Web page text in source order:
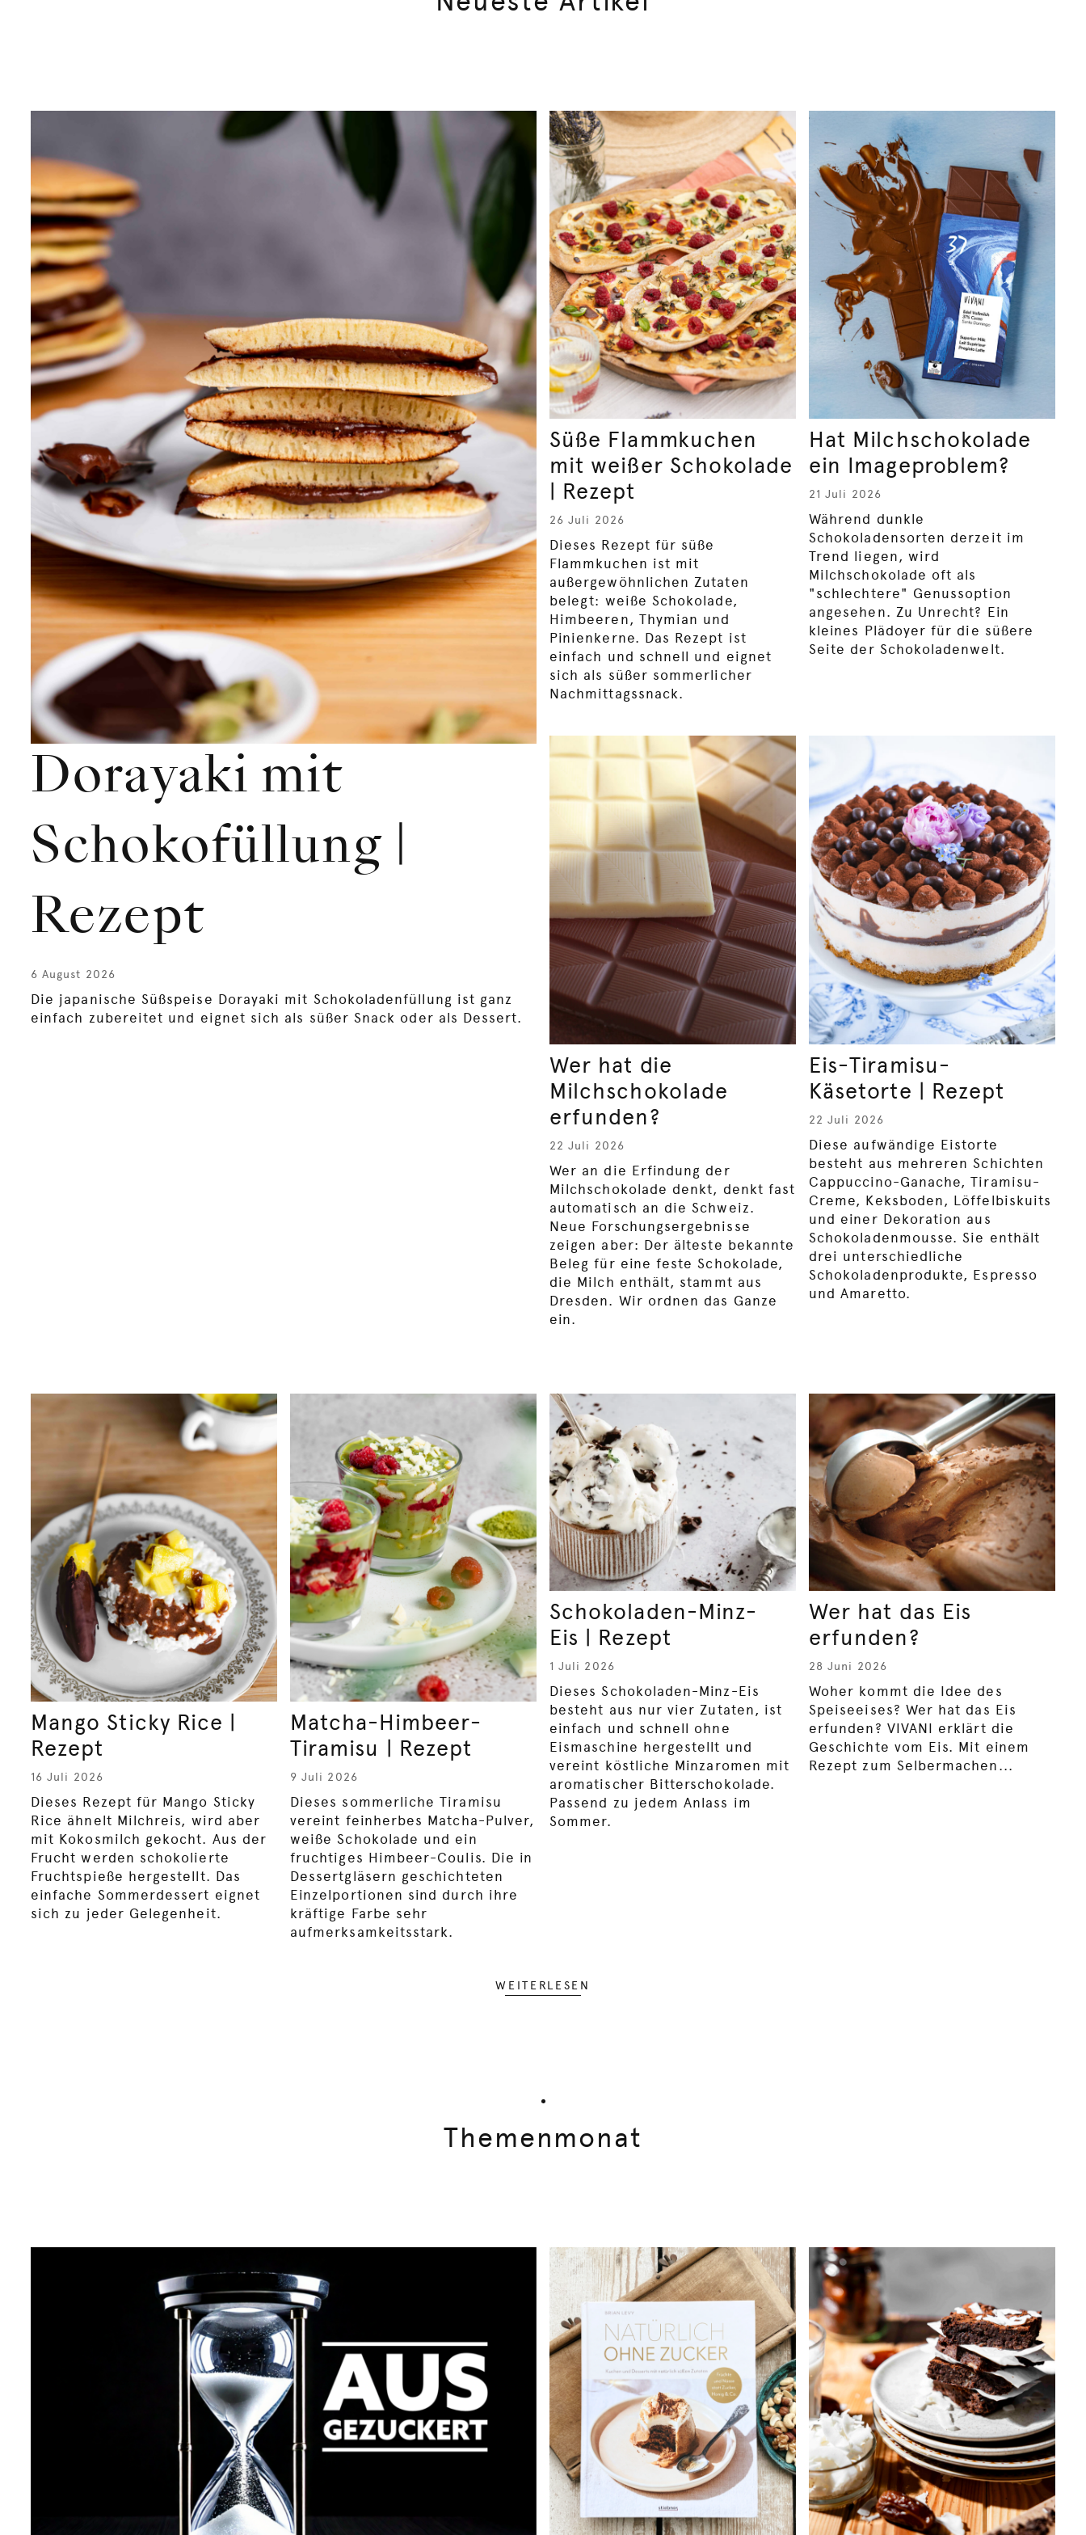
Dorayaki mit
Schokofüllung |
Rezept
6 August 2026
Die japanische Süßspeise Dorayaki mit Schokoladenfüllung ist ganz
einfach zubereitet und eignet sich als süßer Snack oder als Dessert.
Süße Flammkuchen
mit weißer Schokolade
| Rezept
26 Juli 2026
Dieses Rezept für süße
Flammkuchen ist mit
außergewöhnlichen Zutaten
belegt: weiße Schokolade,
Himbeeren, Thymian und
Pinienkerne. Das Rezept ist
einfach und schnell und eignet
sich als süßer sommerlicher
Nachmittagssnack.
Hat Milchschokolade
ein Imageproblem?
21 Juli 2026
Während dunkle
Schokoladensorten derzeit im
Trend liegen, wird
Milchschokolade oft als
"schlechtere" Genussoption
angesehen. Zu Unrecht? Ein
kleines Plädoyer für die süßere
Seite der Schokoladenwelt.
Wer hat die
Milchschokolade
erfunden?
22 Juli 2026
Wer an die Erfindung der
Milchschokolade denkt, denkt fast
automatisch an die Schweiz.
Neue Forschungsergebnisse
zeigen aber: Der älteste bekannte
Beleg für eine feste Schokolade,
die Milch enthält, stammt aus
Dresden. Wir ordnen das Ganze
ein.
Eis-Tiramisu-
Käsetorte | Rezept
22 Juli 2026
Diese aufwändige Eistorte
besteht aus mehreren Schichten
Cappuccino-Ganache, Tiramisu-
Creme, Keksboden, Löffelbiskuits
und einer Dekoration aus
Schokoladenmousse. Sie enthält
drei unterschiedliche
Schokoladenprodukte, Espresso
und Amaretto.
Mango Sticky Rice |
Rezept
16 Juli 2026
Dieses Rezept für Mango Sticky
Rice ähnelt Milchreis, wird aber
mit Kokosmilch gekocht. Aus der
Frucht werden schokolierte
Fruchtspieße hergestellt. Das
einfache Sommerdessert eignet
sich zu jeder Gelegenheit.
Matcha-Himbeer-
Tiramisu | Rezept
9 Juli 2026
Dieses sommerliche Tiramisu
vereint feinherbes Matcha-Pulver,
weiße Schokolade und ein
fruchtiges Himbeer-Coulis. Die in
Dessertgläsern geschichteten
Einzelportionen sind durch ihre
kräftige Farbe sehr
aufmerksamkeitsstark.
Schokoladen-Minz-
Eis | Rezept
1 Juli 2026
Dieses Schokoladen-Minz-Eis
besteht aus nur vier Zutaten, ist
einfach und schnell ohne
Eismaschine hergestellt und
vereint köstliche Minzaromen mit
aromatischer Bitterschokolade.
Passend zu jedem Anlass im
Sommer.
Wer hat das Eis
erfunden?
28 Juni 2026
Woher kommt die Idee des
Speiseeises? Wer hat das Eis
erfunden? VIVANI erklärt die
Geschichte vom Eis. Mit einem
Rezept zum Selbermachen...
WEITERLESEN
Themenmonat